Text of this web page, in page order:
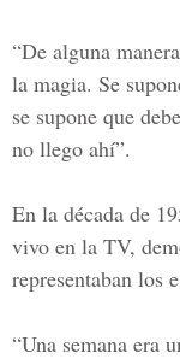
“De alguna
la magia. Se
se supone que
no llego ahí”.
En la década de
vivo en la TV,
representaban los
“Una semana era